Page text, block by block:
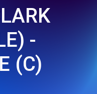
-
(C)